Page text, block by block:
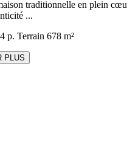
traditionnelle en plein
...
4 p. Terrain 678 m²
PLUS